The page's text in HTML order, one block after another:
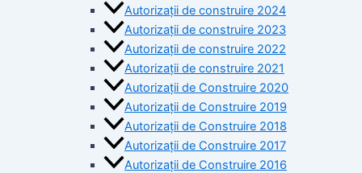
Autorizații de construire 2024
Autorizații de construire 2023
Autorizații de construire 2022
Autorizații de construire 2021
Autorizații de Construire 2020
Autorizații de Construire 2019
Autorizaţii de Construire 2018
Autorizaţii de Construire 2017
Autorizaţii de Construire 2016